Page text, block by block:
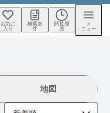
お気に
入り
検索条
件
閲覧履
歴
メ
ニュー
地図